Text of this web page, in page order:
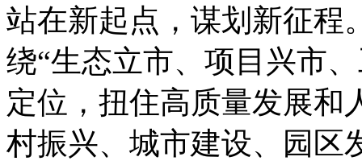
站在新起点，谋划新征程
绕“生态立市、项目兴市
定位，扭住高质量发展和
村振兴、城市建设、园区